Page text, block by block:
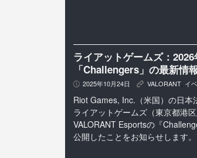
ライアットゲームズ：
「Challengers」の最新情
P 2025年10月24日 K VALORANT イ
Riot Games, Inc.（米国）の日本
ライアットゲームズ（東京都港区
VALORANT Esportsの『
公開したことをお知らせします